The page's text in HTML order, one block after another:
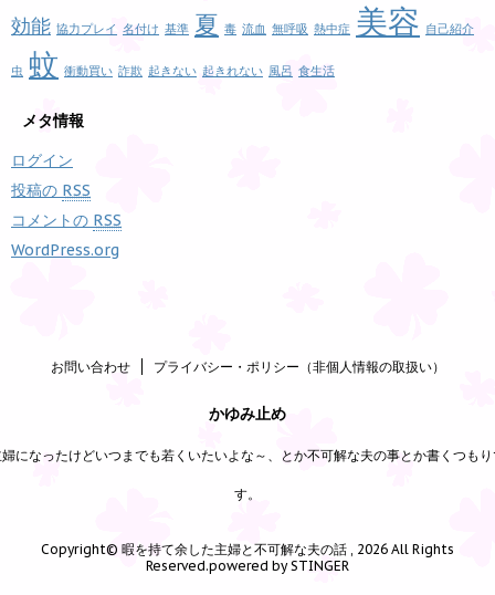
効能 協力プレイ 名付け 基準 夏 毒 流血 無呼吸 熱中症 美容 自己紹介
虫 蚊 衝動買い 詐欺 起きない 起きれない 風呂 食生活
メタ情報
ログイン
投稿の RSS
コメントの RSS
WordPress.org
お問い合わせ プライバシー・ポリシー（非個人情報の取扱い）
かゆみ止め
になったけどいつまでも若くいたいよな～、とか不可解な夫の事とか書くつも
す。
Copyright© 暇を持て余した主婦と不可解な夫の話 , 2026 All Rights
Reserved.powered by STINGER